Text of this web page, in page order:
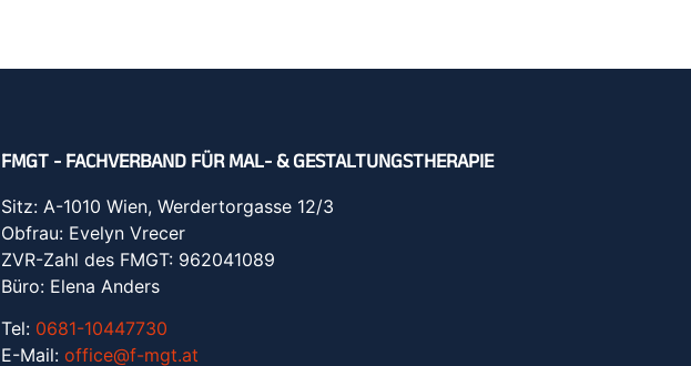
FMGT - FACHVERBAND FÜR MAL- & GESTALTUNGSTHERAPIE
Sitz: A-1010 Wien, Werdertorgasse 12/3
Obfrau: Evelyn Vrecer
ZVR-Zahl des FMGT: 962041089
Büro: Elena Anders
Tel: 0681-10447730
E-Mail: office@f-mgt.at